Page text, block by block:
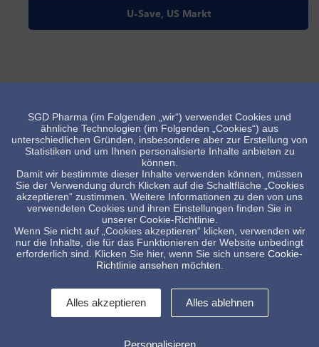
U-Save, US Markt
Nasal, US markt
SGD Pharma (im Folgenden „wir“) verwendet Cookies und
ähnliche Technologien (im Folgenden „Cookies“) aus
unterschiedlichen Gründen, insbesondere aber zur Erstellung von
Statistiken und um Ihnen personalisierte Inhalte anbieten zu
können.
Damit wir bestimmte dieser Inhalte verwenden können, müssen
Sie der Verwendung durch Klicken auf die Schaltfläche „Cookies
akzeptieren“ zustimmen. Weitere Informationen zu den von uns
verwendeten Cookies und ihren Einstellungen finden Sie in
unserer Cookie-Richtlinie.
Wenn Sie nicht auf „Cookies akzeptieren“ klicken, verwenden wir
nur die Inhalte, die für das Funktionieren der Website unbedingt
erforderlich sind. Klicken Sie hier, wenn Sie sich unsere Cookie-
Richtlinie ansehen möchten
Alles akzeptieren Alles ablehnen
Personalisieren